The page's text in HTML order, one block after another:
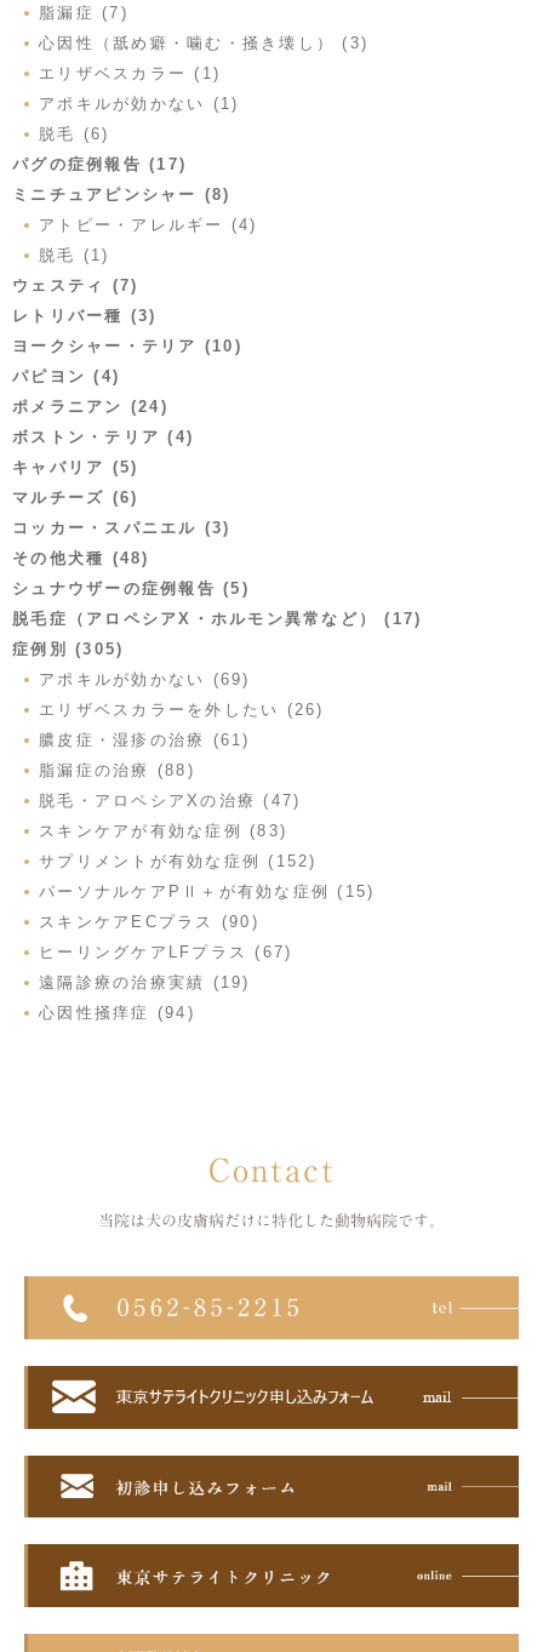
脂漏症 (7)
心因性（舐め癖・噛む・掻き壊し） (3)
エリザベスカラー (1)
アポキルが効かない (1)
脱毛 (6)
パグの症例報告 (17)
ミニチュアピンシャー (8)
アトピー・アレルギー (4)
脱毛 (1)
ウェスティ (7)
レトリバー種 (3)
ヨークシャー・テリア (10)
パピヨン (4)
ポメラニアン (24)
ボストン・テリア (4)
キャバリア (5)
マルチーズ (6)
コッカー・スパニエル (3)
その他犬種 (48)
シュナウザーの症例報告 (5)
脱毛症（アロペシアX・ホルモン異常など） (17)
症例別 (305)
アポキルが効かない (69)
エリザベスカラーを外したい (26)
膿皮症・湿疹の治療 (61)
脂漏症の治療 (88)
脱毛・アロペシアXの治療 (47)
スキンケアが有効な症例 (83)
サプリメントが有効な症例 (152)
パーソナルケアPⅡ＋が有効な症例 (15)
スキンケアECプラス (90)
ヒーリングケアLFプラス (67)
遠隔診療の治療実績 (19)
心因性掻痒症 (94)
Contact
当院は犬の皮膚病だけに特化した 動物病院です。